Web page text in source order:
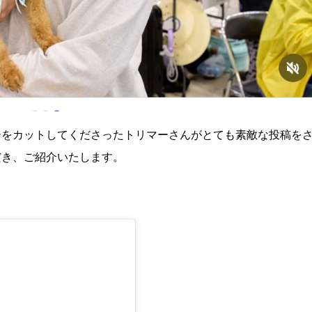
カットしてくださったトリマーさんがとても素敵な投稿を
、ご紹介いたします。